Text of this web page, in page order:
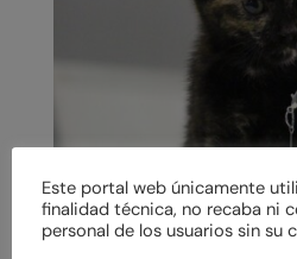
Este portal web únicamente
finalidad técnica, no recaba ni
personal de los usuarios sin su